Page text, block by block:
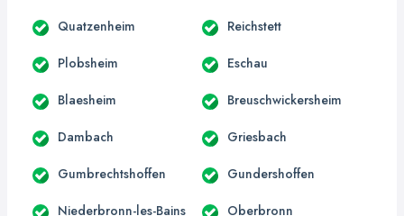
Quatzenheim Reichstett
Plobsheim Eschau
Blaesheim Breuschwickersheim
Dambach Griesbach
Gumbrechtshoffen Gundershoffen
Niederbronn-les-Bains Oberbronn